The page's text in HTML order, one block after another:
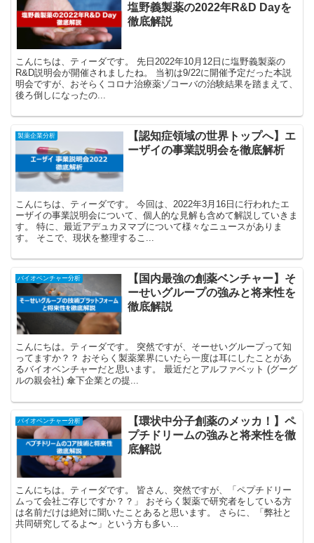
塩野義製薬の2022年R&D Dayを
徹底解説
こんにちは、ティーダです。 先日2022年10月12日に塩野義製薬の
R&D説明会が開催されましたね。 当初は9/22に開催予定だった本説
明会ですが、おそらくコロナ治療薬ゾコーバの治験結果を踏まえて、
後ろ倒しになったの...
製薬企業分析
【認知症領域の世界トップへ】エ
ーザイの事業説明会を徹底解析
こんにちは、ティーダです。 今回は、2022年3月16日に行われたエ
ーザイの事業説明会について、個人的な見解も含めて解説していきま
す。 特に、最近アデュカヌマブについて様々なニュースがありま
す。 そこで、現状を整理するこ...
バイオベンチャー分析
【国内最強の創薬ベンチャー】そ
ーせいグループの強みと将来性を
徹底解説
こんにちは。ティーダです。 突然ですが、そーせいグループって知
ってますか？？ おそらく製薬業界にいたら一度は耳にしたことがあ
るバイオベンチャーだと思います。 最近だとアルファベット (グーグ
ルの親会社) 傘下企業との提...
バイオベンチャー分析
【環状中分子創薬のメッカ！】ペ
プチドリームの強みと将来性を徹
底解説
こんにちは。ティーダです。 皆さん、突然ですが、「ペプチドリー
ムって会社ご存じですか？？」 おそらく製薬で研究者をしている方
は名前だけは絶対に聞いたことあると思います。 さらに、「弊社と
共同研究してるよ〜」という方も多い...